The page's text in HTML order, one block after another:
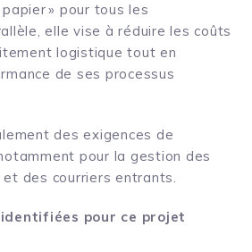
» pour tous les
elle vise à réduire les coûts
logistique tout en
de ses processus
des exigences de
pour la gestion des
des courriers entrants.
pour ce projet